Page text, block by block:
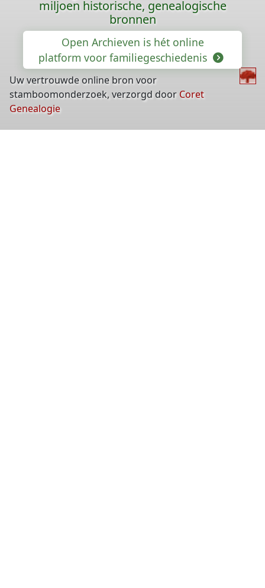
miljoen historische, genealogische
bronnen
Open Archieven is hét online
platform voor familiegeschiedenis
Uw vertrouwde online bron voor
stamboomonderzoek, verzorgd door Coret
Genealogie